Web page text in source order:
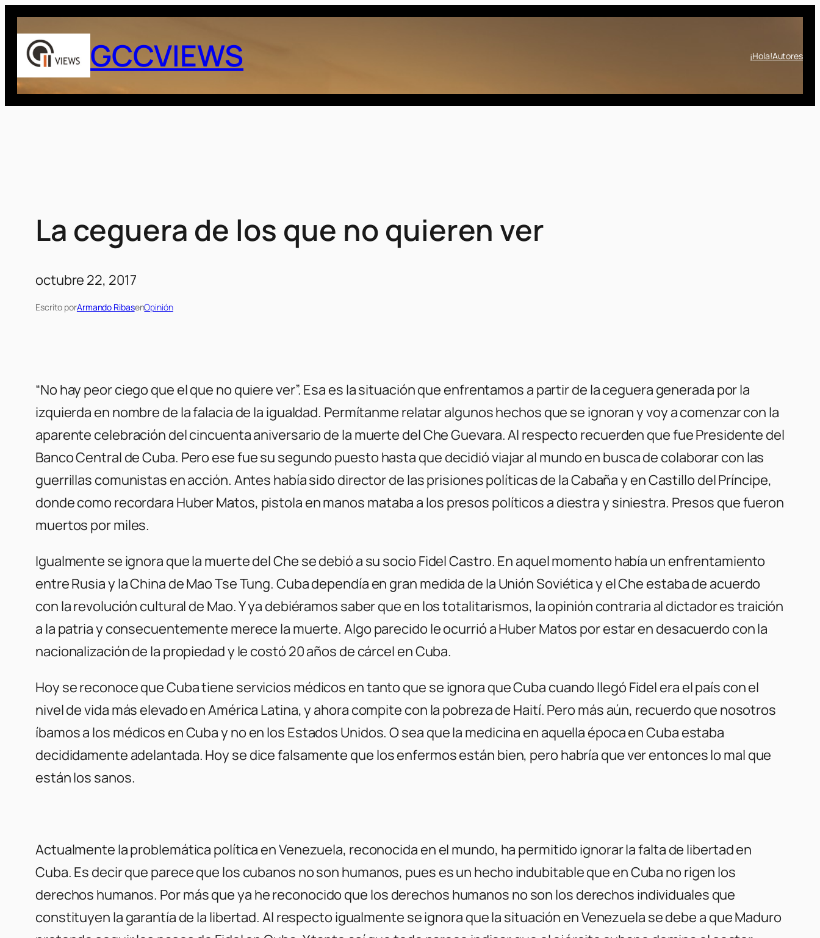
Saltar
contenido
GCCVIEWS ¡Hola!Autores
La ceguera de los que no quieren ver
octubre 22, 2017
Escrito porArmando RibasenOpinión
“No hay peor ciego que el que no quiere ver”. Esa es la situación que enfrentamos a partir de la ceguera generada por la
izquierda en nombre de la falacia de la igualdad. Permítanme relatar algunos hechos que se ignoran y voy a comenzar con la
aparente celebración del cincuenta aniversario de la muerte del Che Guevara. Al respecto recuerden que fue Presidente del
Banco Central de Cuba. Pero ese fue su segundo puesto hasta que decidió viajar al mundo en busca de colaborar con las
guerrillas comunistas en acción. Antes había sido director de las prisiones políticas de la Cabaña y en Castillo del Príncipe,
donde como recordara Huber Matos, pistola en manos mataba a los presos políticos a diestra y siniestra. Presos que fueron
muertos por miles.
Igualmente se ignora que la muerte del Che se debió a su socio Fidel Castro. En aquel momento había un enfrentamiento
entre Rusia y la China de Mao Tse Tung. Cuba dependía en gran medida de la Unión Soviética y el Che estaba de acuerdo
con la revolución cultural de Mao. Y ya debiéramos saber que en los totalitarismos, la opinión contraria al dictador es traición
a la patria y consecuentemente merece la muerte. Algo parecido le ocurrió a Huber Matos por estar en desacuerdo con la
nacionalización de la propiedad y le costó 20 años de cárcel en Cuba.
Hoy se reconoce que Cuba tiene servicios médicos en tanto que se ignora que Cuba cuando llegó Fidel era el país con el
nivel de vida más elevado en América Latina, y ahora compite con la pobreza de Haití. Pero más aún, recuerdo que nosotros
íbamos a los médicos en Cuba y no en los Estados Unidos. O sea que la medicina en aquella época en Cuba estaba
decididamente adelantada. Hoy se dice falsamente que los enfermos están bien, pero habría que ver entonces lo mal que
están los sanos.
Actualmente la problemática política en Venezuela, reconocida en el mundo, ha permitido ignorar la falta de libertad en
Cuba. Es decir que parece que los cubanos no son humanos, pues es un hecho indubitable que en Cuba no rigen los
derechos humanos. Por más que ya he reconocido que los derechos humanos no son los derechos individuales que
constituyen la garantía de la libertad. Al respecto igualmente se ignora que la situación en Venezuela se debe a que Maduro